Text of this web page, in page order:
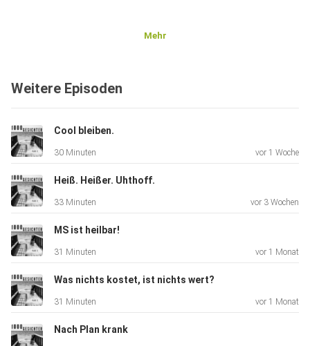
Mehr
Weitere Episoden
Cool bleiben.
30 Minuten vor 1 Woche
Heiß. Heißer. Uhthoff.
33 Minuten vor 3 Wochen
MS ist heilbar!
31 Minuten vor 1 Monat
Was nichts kostet, ist nichts wert?
31 Minuten vor 1 Monat
Nach Plan krank